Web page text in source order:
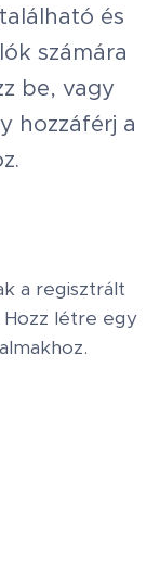
és
számára
be, vagy
hozzáférj a
a regisztrált
Hozz létre egy